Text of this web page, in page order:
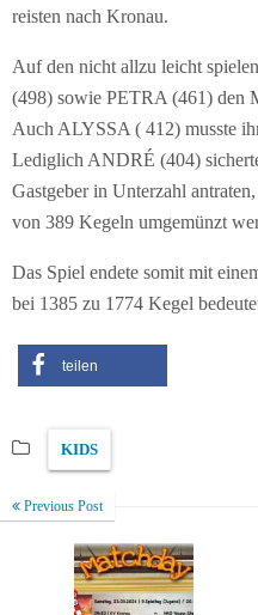
reisten nach Kronau.
Auf den nicht allzu leicht
(498) sowie PETRA (461) den
Auch ALYSSA ( 412) musste
Lediglich ANDRÉ (404)
Gastgeber in Unterzahl
von 389 Kegeln umgemünzt
Das Spiel endete somit mit
bei 1385 zu 1774 Kegel
teilen
KIDS
Previous Post